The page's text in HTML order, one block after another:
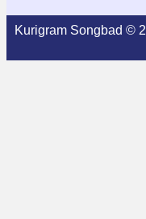
Kurigram Songbad ©